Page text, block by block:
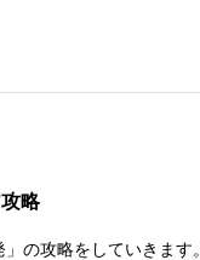
略
の攻略をしていきます